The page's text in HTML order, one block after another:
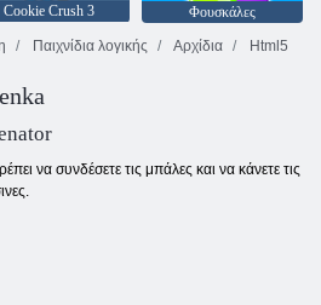
Cookie Crush 3
Φουσκάλες
Παιχνίδια λογικής Αρχίδια Html5
να συνδέσετε τις μπάλες και να κάνετε τις